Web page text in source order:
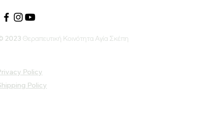
2023 Θεραπευτική Κοινότητα Αγία Σκέπη
Policy
Policy